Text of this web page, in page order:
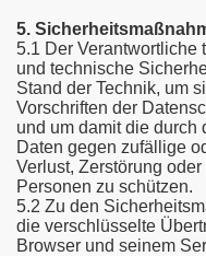
5.
5.1 Der Verantwortliche
und technische
Stand der Technik, um
Vorschriften der
und um damit die durch
Daten gegen zufällige
Verlust, Zerstörung
Personen zu schützen.
5.2 Zu den
die verschlüsselte
Browser und seinem